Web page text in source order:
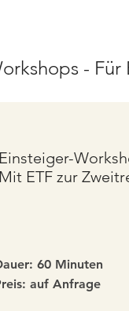
-
Einsteiger-
Mit ETF zur
60 Minuten
auf Anfrage